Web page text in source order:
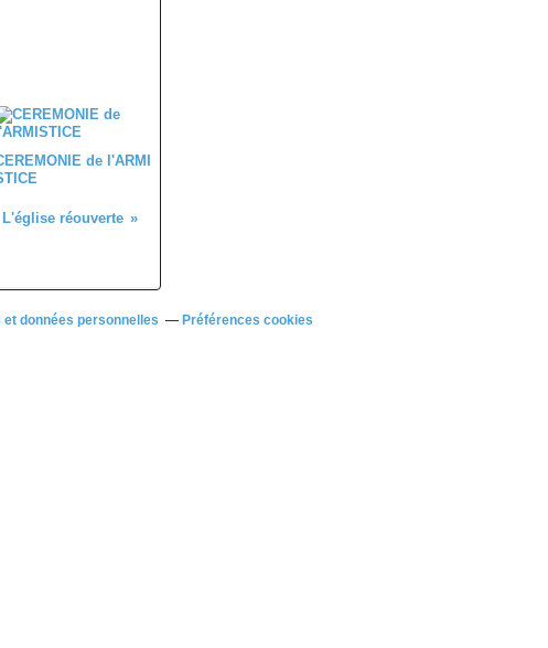
de l'ARMI
L'église réouverte
et données personnelles Préférences cookies